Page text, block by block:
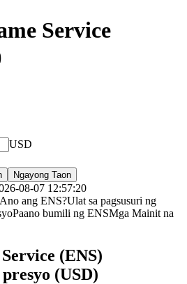
Service
USD
Ngayong Taon
08-07 12:57:20
Ano ang ENS?Ulat sa pagsusuri ng
Paano bumili ng ENSMga Mainit na
(ENS)
(USD)